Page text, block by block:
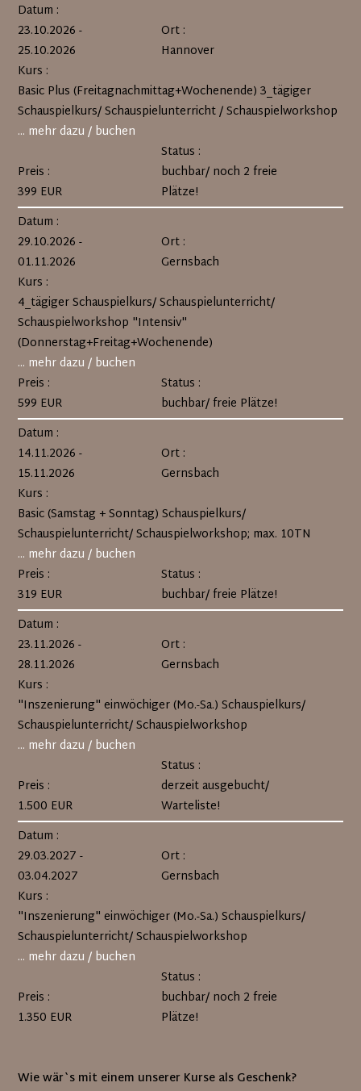
Datum :
23.10.2026 -
25.10.2026
Ort :
Hannover
Kurs :
Basic Plus (Freitagnachmittag+Wochenende) 3_tägiger
Schauspielkurs/ Schauspielunterricht / Schauspielworkshop
... mehr dazu / buchen
Preis :
399 EUR
Status :
buchbar/ noch 2 freie
Plätze!
Datum :
29.10.2026 -
01.11.2026
Ort :
Gernsbach
Kurs :
4_tägiger Schauspielkurs/ Schauspielunterricht/
Schauspielworkshop "Intensiv"
(Donnerstag+Freitag+Wochenende)
... mehr dazu / buchen
Preis :
599 EUR
Status :
buchbar/ freie Plätze!
Datum :
14.11.2026 -
15.11.2026
Ort :
Gernsbach
Kurs :
Basic (Samstag + Sonntag) Schauspielkurs/
Schauspielunterricht/ Schauspielworkshop; max. 10TN
... mehr dazu / buchen
Preis :
319 EUR
Status :
buchbar/ freie Plätze!
Datum :
23.11.2026 -
28.11.2026
Ort :
Gernsbach
Kurs :
"Inszenierung" einwöchiger (Mo.-Sa.) Schauspielkurs/
Schauspielunterricht/ Schauspielworkshop
... mehr dazu / buchen
Preis :
1.500 EUR
Status :
derzeit ausgebucht/
Warteliste!
Datum :
29.03.2027 -
03.04.2027
Ort :
Gernsbach
Kurs :
"Inszenierung" einwöchiger (Mo.-Sa.) Schauspielkurs/
Schauspielunterricht/ Schauspielworkshop
... mehr dazu / buchen
Preis :
1.350 EUR
Status :
buchbar/ noch 2 freie
Plätze!
Wie wär`s mit einem unserer Kurse als Geschenk?